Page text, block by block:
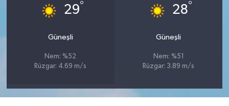
29°
Güneşli
Nem: %52
Rüzgar: 4.69 m/s
28°
Güneşli
Nem: %51
Rüzgar: 3.89 m/s